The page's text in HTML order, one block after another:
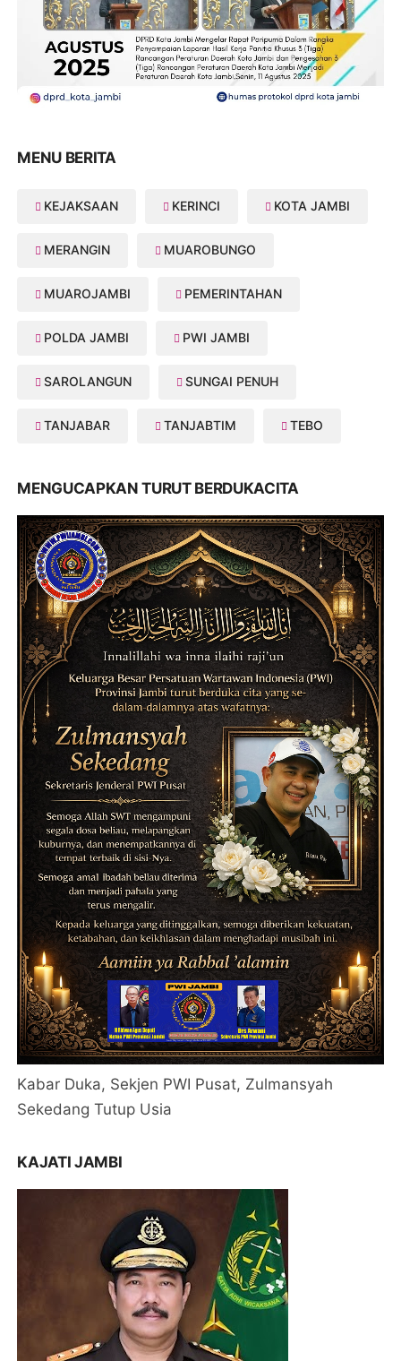
MENU BERITA
KEJAKSAAN KERINCI KOTA JAMBI
MERANGIN MUAROBUNGO
MUAROJAMBI PEMERINTAHAN
POLDA JAMBI PWI JAMBI
SAROLANGUN SUNGAI PENUH
TANJABAR TANJABTIM TEBO
MENGUCAPKAN TURUT BERDUKACITA
Kabar Duka, Sekjen PWI Pusat, Zulmansyah
Sekedang Tutup Usia
KAJATI JAMBI